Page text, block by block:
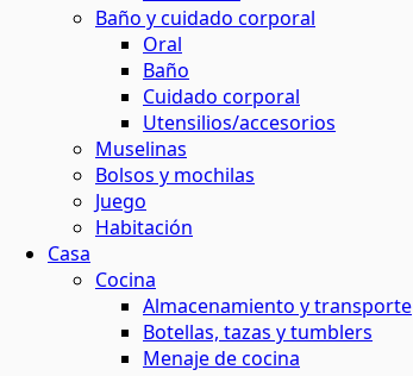
Baño y cuidado corporal
Oral
Baño
Cuidado corporal
Utensilios/accesorios
Muselinas
Bolsos y mochilas
Juego
Habitación
Casa
Cocina
Almacenamiento y transporte
Botellas, tazas y tumblers
Menaje de cocina